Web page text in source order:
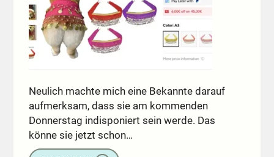
Neulich machte mich eine Bekannte darauf
aufmerksam, dass sie am kommenden
Donnerstag indisponiert sein werde. Das
könne sie jetzt schon…